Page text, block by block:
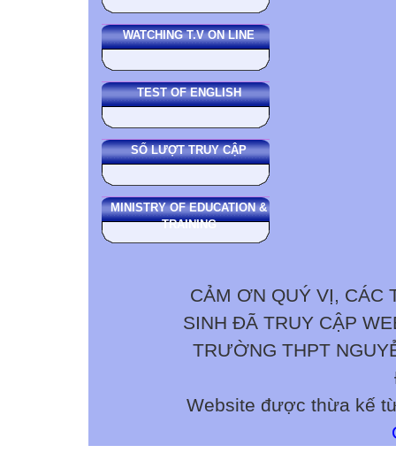
WATCHING T.V ON LINE
TEST OF ENGLISH
SỐ LƯỢT TRUY CẬP
MINISTRY OF EDUCATION &
TRAINING
CẢM ƠN QUÝ VỊ, CÁC
SINH ĐÃ TRUY CẬP
TRƯỜNG THPT
Website được thừa kế